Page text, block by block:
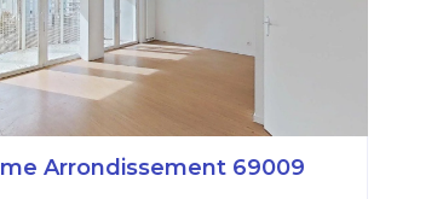
Arrondissement 69009